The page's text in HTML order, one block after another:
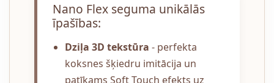
Nano Flex seguma unikālās
īpašības:
Dziļa 3D tekstūra - perfekta
koksnes šķiedru imitācija un
patīkams Soft Touch efekts uz